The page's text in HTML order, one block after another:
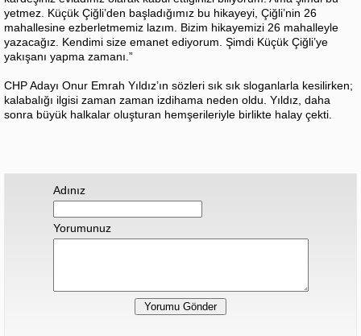
yetmez. Küçük Çiğli’den başladığımız bu hikayeyi, Çiğli’nin 26
mahallesine ezberletmemiz lazım. Bizim hikayemizi 26 mahalleyle
yazacağız. Kendimi size emanet ediyorum. Şimdi Küçük Çiğli’ye
yakışanı yapma zamanı.”
CHP Adayı Onur Emrah Yıldız’ın sözleri sık sık sloganlarla kesilirken;
kalabalığı ilgisi zaman zaman izdihama neden oldu. Yıldız, daha
sonra büyük halkalar oluşturan hemşerileriyle birlikte halay çekti.
Adınız
Yorumunuz